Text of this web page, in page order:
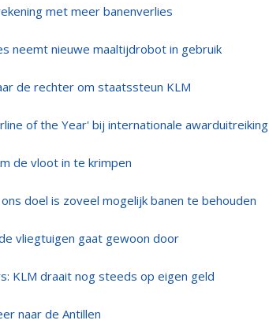
met meer banenverlies
neemt nieuwe maaltijdrobot in gebruik
de rechter om staatssteun KLM
of the Year' bij internationale awarduitreiking
de vloot in te krimpen
doel is zoveel mogelijk banen te behouden
vliegtuigen gaat gewoon door
KLM draait nog steeds op eigen geld
naar de Antillen